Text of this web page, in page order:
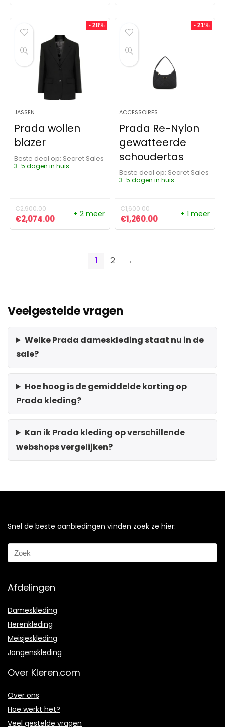
- 28%
JASSEN
Prada wollen
blazer
Beste deal op:
Secret Sales
3-5 dagen in huis
€2,900.00
Oorspronkelijke prijs was: €2,900.00.
€2,074.00Huidige prijs is: €2,074.00.
+ 2 meer
- 21%
ACCESSOIRES
Prada Re-Nylon
gewatteerde
schoudertas
Beste deal op:
Secret Sales
3-5 dagen in huis
€1,600.00
Oorspronkelijke prijs was:
€1,260.00Huidige prijs is:
+ 1 meer
1 2 →
Veelgestelde vragen
Welke Prada dameskleding staat nu in de
sale?
Hoe hoog is de gemiddelde korting op
Prada kleding?
Kan ik Prada kleding op verschillende
webshops vergelijken?
Snel de beste aanbiedingen vinden zoek ze hier:
Afdelingen
Dameskleding
Herenkleding
Meisjeskleding
Jongenskleding
Over Kleren.com
Over ons
Hoe werkt het?
Veel gestelde vragen